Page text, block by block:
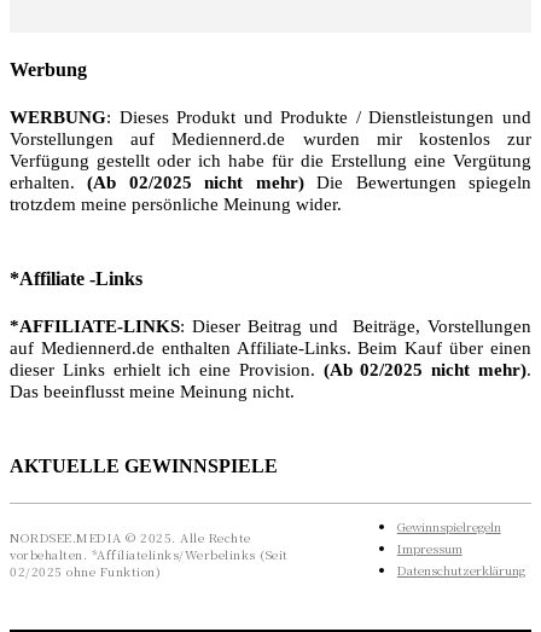
Werbung
WERBUNG: Dieses Produkt und Produkte / Dienstleistungen und
Vorstellungen auf Mediennerd.de wurden mir kostenlos zur
Verfügung gestellt oder ich habe für die Erstellung eine Vergütung
erhalten.(Ab 02/2025 nicht mehr)Die Bewertungen spiegeln
trotzdem meine persönliche Meinung wider.
*Affiliate -Links
*AFFILIATE-LINKS: Dieser Beitrag und Beiträge, Vorstellungen
auf Mediennerd.de enthalten Affiliate-Links. Beim Kauf über einen
dieser Links erhielt ich eine Provision. (Ab 02/2025 nicht mehr).
Das beeinflusst meine Meinung nicht.
AKTUELLE GEWINNSPIELE
NORDSEE.MEDIA © 2025. Alle Rechte
vorbehalten. *Affiliatelinks/Werbelinks (Seit
02/2025 ohne Funktion)
Gewinnspielregeln
Impressum
Datenschutzerklärung